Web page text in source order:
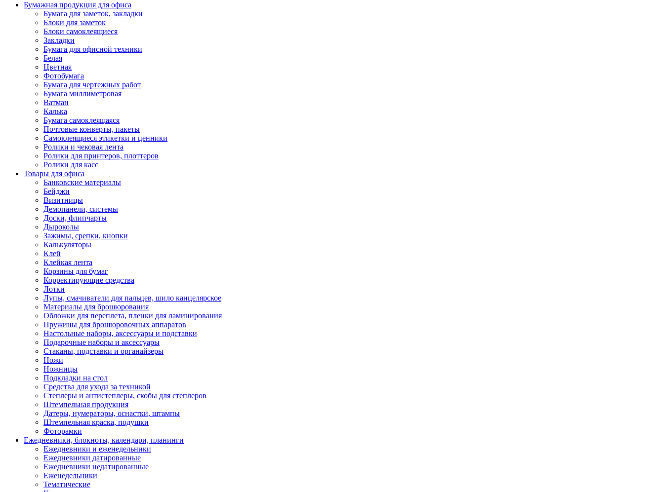
Бумажная продукция для офиса
Бумага для заметок, закладки
Блоки для заметок
Блоки самоклеящиеся
Закладки
Бумага для офисной техники
Белая
Цветная
Фотобумага
Бумага для чертежных работ
Бумага миллиметровая
Ватман
Калька
Бумага самоклеящаяся
Почтовые конверты, пакеты
Самоклеящиеся этикетки и ценники
Ролики и чековая лента
Ролики для принтеров, плоттеров
Ролики для касс
Товары для офиса
Банковские материалы
Бейджи
Визитницы
Демопанели, системы
Доски, флипчарты
Дыроколы
Зажимы, срепки, кнопки
Калькуляторы
Клей
Клейкая лента
Корзины для бумаг
Корректирующие средства
Лотки
Лупы, смачиватели для пальцев, шило канцелярское
Материалы для брошюрования
Обложки для переплета, пленки для ламинирования
Пружины для брошюровочных аппаратов
Настольные наборы, аксессуары и подставки
Подарочные наборы и аксессуары
Стаканы, подставки и органайзеры
Ножи
Ножницы
Подкладки на стол
Средства для ухода за техникой
Степлеры и антистеплеры, скобы для степлеров
Штемпельная продукция
Датеры, нумераторы, оснастки, штампы
Штемпельная краска, подушки
Фоторамки
Ежедневники, блокноты, календари, планинги
Ежедневники и еженедельники
Ежедневники датированные
Ежедневники недатированные
Еженедельники
Тематические